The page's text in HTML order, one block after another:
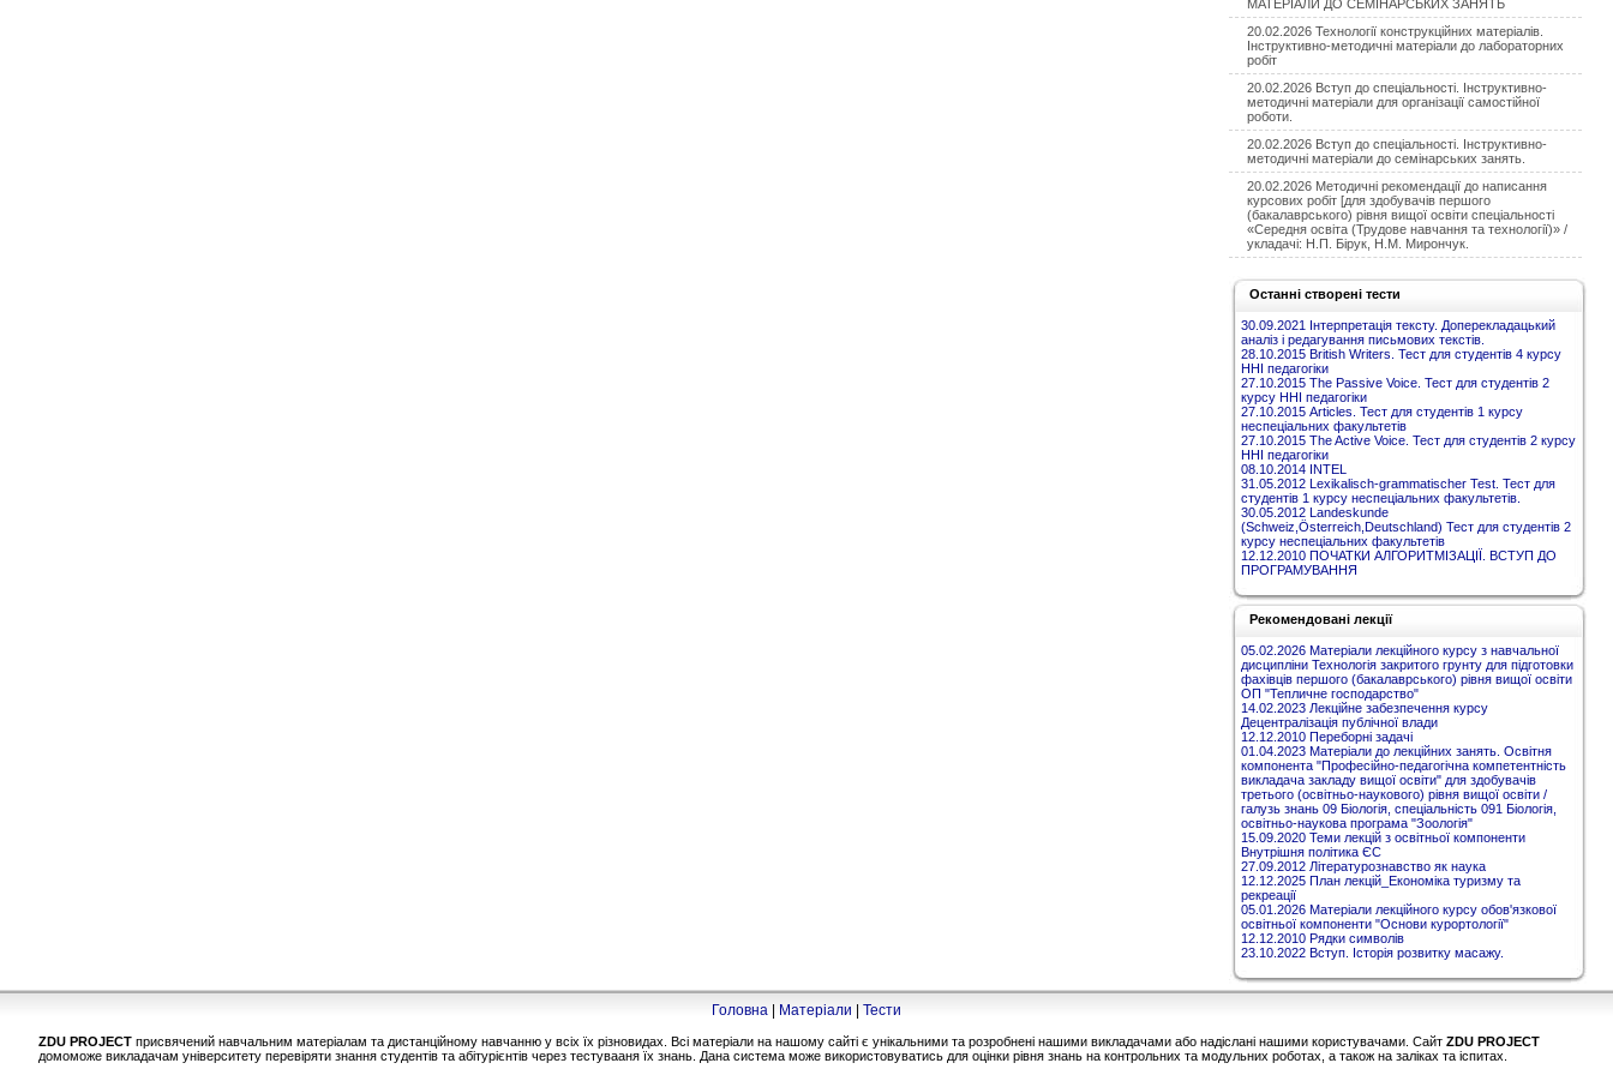
МАТЕРІАЛИ ДО СЕМІНАРСЬКИХ ЗАНЯТЬ
20.02.2026 Технології конструкційних матеріалів.
Інструктивно-методичні матеріали до лабораторних
робіт
20.02.2026 Вступ до спеціальності. Інструктивно-
методичні матеріали для організації самостійної
роботи.
20.02.2026 Вступ до спеціальності. Інструктивно-
методичні матеріали до семінарських занять.
20.02.2026 Методичні рекомендації до написання
курсових робіт [для здобувачів першого
(бакалаврського) рівня вищої освіти спеціальності
«Середня освіта (Трудове навчання та технології)» /
укладачі: Н.П. Бірук, Н.М. Мирончук.
Останні створені тести
30.09.2021 Інтерпретація тексту. Доперекладацький
аналіз і редагування письмових текстів.
28.10.2015 British Writers. Тест для студентів 4 курсу
ННІ педагогіки
27.10.2015 The Passive Voice. Тест для студентів 2
курсу ННІ педагогіки
27.10.2015 Articles. Тест для студентів 1 курсу
неспеціальних факультетів
27.10.2015 The Active Voice. Тест для студентів 2 курсу
ННІ педагогіки
08.10.2014 INTEL
31.05.2012 Lexikalisch-grammatischer Test. Тест для
студентів 1 курсу неспеціальних факультетів.
30.05.2012 Landeskunde
(Schweiz,Österreich,Deutschland) Тест для студентів 2
курсу неспеціальних факультетів
12.12.2010 ПОЧАТКИ АЛГОРИТМІЗАЦІЇ. ВСТУП ДО
ПРОГРАМУВАННЯ
Рекомендовані лекції
05.02.2026 Матеріали лекційного курсу з навчальної
дисципліни Технологія закритого грунту для підготовки
фахівців першого (бакалаврського) рівня вищої освіти
ОП "Тепличне господарство"
14.02.2023 Лекційне забезпечення курсу
Децентралізація публічної влади
12.12.2010 Переборні задачі
01.04.2023 Матеріали до лекційних занять. Освітня
компонента "Професійно-педагогічна компетентність
викладача закладу вищої освіти" для здобувачів
третього (освітньо-наукового) рівня вищої освіти /
галузь знань 09 Біологія, спеціальність 091 Біологія,
освітньо-наукова програма "Зоологія"
15.09.2020 Теми лекцій з освітньої компоненти
Внутрішня політика ЄС
27.09.2012 Літературознавство як наука
12.12.2025 План лекцій_Економіка туризму та
рекреації
05.01.2026 Матеріали лекційного курсу обов'язкової
освітньої компоненти "Основи курортології"
12.12.2010 Рядки символів
23.10.2022 Вступ. Історія розвитку масажу.
Головна Матеріали Тести
ZDU PROJECT присвячений навчальним матеріалам та дистанційному навчанню у всіх їх різновидах. Всі матеріали на нашому сайті є унікальними та розробнені нашими викладачами або надіслані нашими користувачами. Сайт ZDU PROJECT
домоможе викладачам університету перевіряти знання студентів та абітурієнтів через тестувааня їх знань. Дана система може використовуватись для оцінки рівня знань на контрольних та модульних роботах, а також на заліках та іспитах.